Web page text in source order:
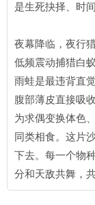
是生死抉择、时
夜幕降临，夜行
低频震动捕猎白
雨蛙是最违背直
腹部薄皮直接吸
为求偶变换体色
同类相食。这片
下去。每一个物
分和天敌共舞，